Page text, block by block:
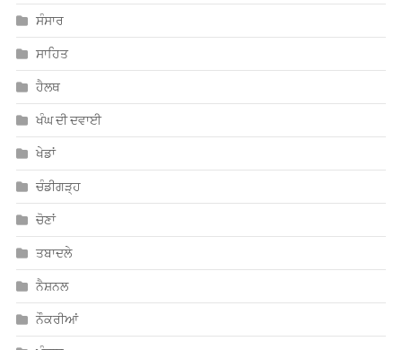
ਖੇਡਾਂ
ਚੰਡੀਗੜ੍ਹ
ਚੋਣਾਂ
ਤਬਾਦਲੇ
ਨੈਸ਼ਨਲ
ਨੌਕਰੀਆਂ
ਪੰਜਾਬ
ਮਨੋਰੰਜਨ